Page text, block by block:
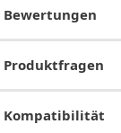
Bewertungen
Produktfragen
Kompatibilität